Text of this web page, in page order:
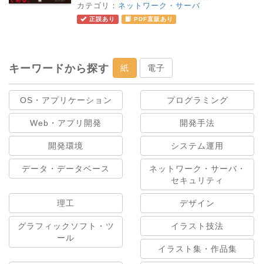
カテゴリ： ネットワーク・サーバ
正誤あり PDF直販あり
キーワードから探す 紙 電子
OS・アプリケーション プログラミング
Web・アプリ開発 開発手法
開発環境 システム運用
データ・データベース
ネットワーク・サーバ・
セキュリティ
理工 デザイン
グラフィックソフト・ツ
ール
イラスト技法
イラスト集・作品集